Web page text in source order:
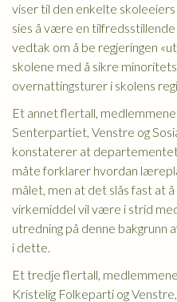
viser til den enkelte
sies å være en
vedtak om å be regjeringen
skolene med å sikre
overnattingsturer i skolens
Et annet flertall,
Senterpartiet, Venstre og
konstaterer at
måte forklarer hvordan
målet, men at det slås fast at
virkemiddel vil være i strid
utredning på denne bakgrunn
i dette.
Et tredje flertall,
Kristelig Folkeparti og